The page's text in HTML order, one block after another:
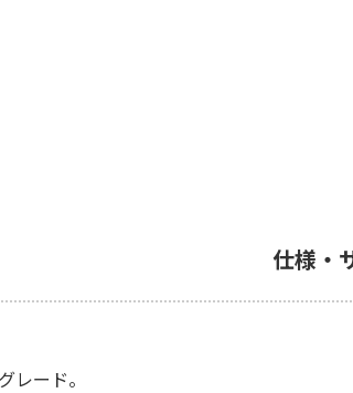
仕様・
ード。